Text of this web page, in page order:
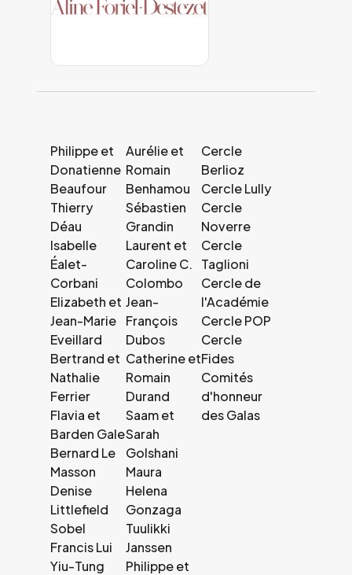
Philippe et
Donatienne
Beaufour
Thierry
Déau
Isabelle
Éalet-
Corbani
Elizabeth et
Jean-Marie
Eveillard
Bertrand et
Nathalie
Ferrier
Flavia et
Barden Gale
Bernard Le
Masson
Denise
Littlefield
Sobel
Francis Lui
Yiu-Tung
Aurélie et
Romain
Benhamou
Sébastien
Grandin
Laurent et
Caroline C.
Colombo
Jean-
François
Dubos
Catherine et
Romain
Durand
Saam et
Sarah
Golshani
Maura
Helena
Gonzaga
Tuulikki
Janssen
Philippe et
Cercle
Berlioz
Cercle Lully
Cercle
Noverre
Cercle
Taglioni
Cercle de
l'Académie
Cercle POP
Cercle
Fides
Comités
d'honneur
des Galas